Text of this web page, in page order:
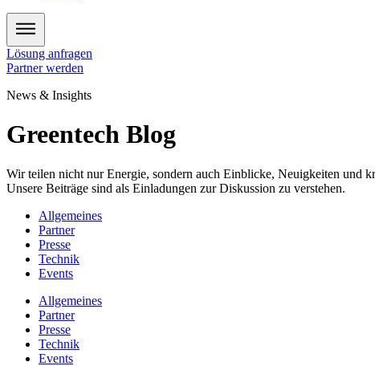
Lösung anfragen
Partner werden
News & Insights
Greentech Blog
Wir teilen nicht nur Energie, sondern auch Einblicke, Neuigkeiten und
Unsere Beiträge sind als Einladungen zur Diskussion zu verstehen.
Allgemeines
Partner
Presse
Technik
Events
Allgemeines
Partner
Presse
Technik
Events